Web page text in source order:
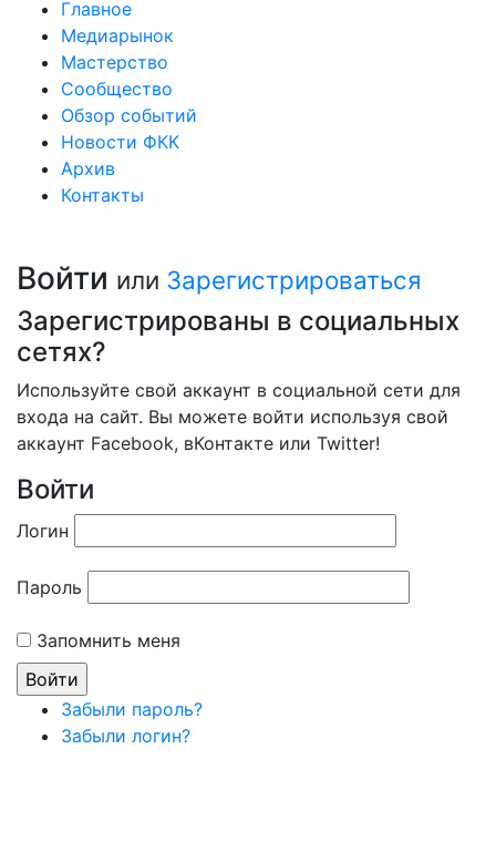
Главное
Медиарынок
Мастерство
Сообщество
Обзор событий
Новости ФКК
Архив
Контакты
Войти или Зарегистрироваться
Зарегистрированы в социальных
сетях?
Используйте свой аккаунт в социальной сети для
входа на сайт. Вы можете войти используя свой
аккаунт Facebook, вКонтакте или Twitter!
Войти
Логин
Пароль
Запомнить меня
Забыли пароль?
Забыли логин?